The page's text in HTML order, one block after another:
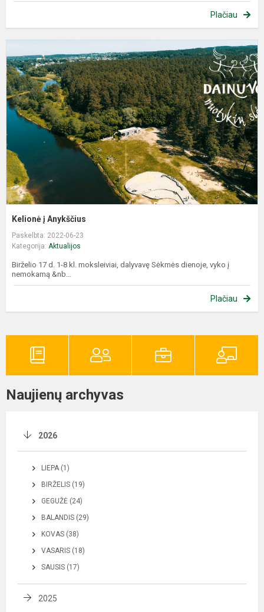
Plačiau
Kelionė į Anykščius
Paskelbta: 2022-06-23
Kategorija: Aktualijos
Birželio 17 d. 1-8 kl. moksleiviai, dalyvavę Sėkmės dienoje, vyko į
nemokamą &nb...
Plačiau
Naujienų archyvas
2026
LIEPA (1)
BIRŽELIS (19)
GEGUŽĖ (24)
BALANDIS (29)
KOVAS (38)
VASARIS (18)
SAUSIS (17)
2025